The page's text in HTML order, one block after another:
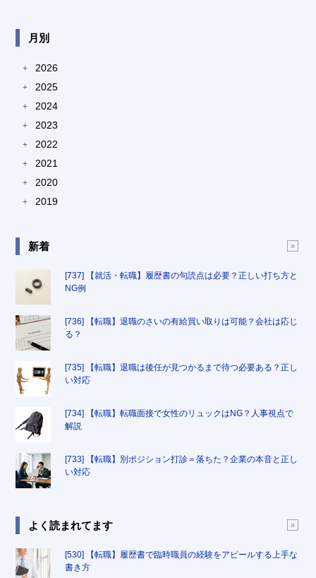
月別
+ 2026
+ 2025
+ 2024
+ 2023
+ 2022
+ 2021
+ 2020
+ 2019
新着
[737] 【就活・転職】履歴書の句読点は必要？正しい打ち方と
NG例
[736] 【転職】退職のさいの有給買い取りは可能？会社は応じ
る？
[735] 【転職】退職は後任が見つかるまで待つ必要ある？正し
い対応
[734] 【転職】転職面接で女性のリュックはNG？人事視点で
解説
[733] 【転職】別ポジション打診＝落ちた？企業の本音と正し
い対応
よく読まれてます
[530] 【転職】履歴書で臨時職員の経験をアピールする上手な
書き方